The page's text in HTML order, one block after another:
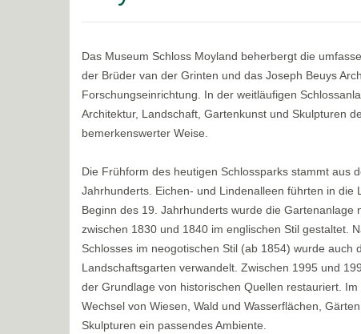
Das Museum Schloss Moyland beherbergt die
der Brüder van der Grinten und das Joseph Beuys
Forschungseinrichtung. In der weitläufigen
Architektur, Landschaft, Gartenkunst und Skulpturen
bemerkenswerter Weise.
Die Frühform des heutigen Schlossparks stammt aus
Jahrhunderts. Eichen- und Lindenalleen führten in die
Beginn des 19. Jahrhunderts wurde die Gartenanlage
zwischen 1830 und 1840 im englischen Stil gestaltet.
Schlosses im neogotischen Stil (ab 1854) wurde auch
Landschaftsgarten verwandelt. Zwischen 1995 und
der Grundlage von historischen Quellen restauriert.
Wechsel von Wiesen, Wald und Wasserflächen,
Skulpturen ein passendes Ambiente.